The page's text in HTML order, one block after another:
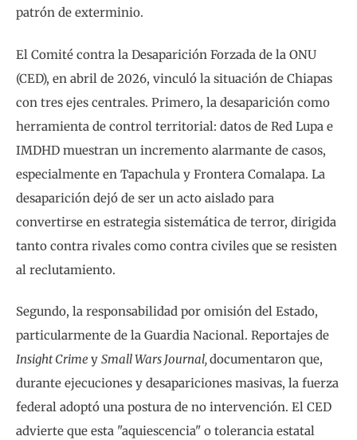
patrón de exterminio.
El Comité contra la Desaparición Forzada de la ONU
(CED), en abril de 2026, vinculó la situación de Chiapas
con tres ejes centrales. Primero, la desaparición como
herramienta de control territorial: datos de Red Lupa e
IMDHD muestran un incremento alarmante de casos,
especialmente en Tapachula y Frontera Comalapa. La
desaparición dejó de ser un acto aislado para
convertirse en estrategia sistemática de terror, dirigida
tanto contra rivales como contra civiles que se resisten
al reclutamiento.
Segundo, la responsabilidad por omisión del Estado,
particularmente de la Guardia Nacional. Reportajes de
Insight Crime y Small Wars Journal,documentaron que,
durante ejecuciones y desapariciones masivas, la fuerza
federal adoptó una postura de no intervención. El CED
advierte que esta "aquiescencia" o tolerancia estatal